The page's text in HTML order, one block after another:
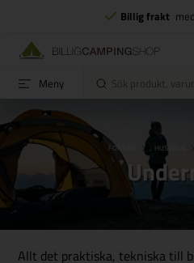
Billig frakt
Meny
FORSIDE HUSVAGN
Allt det praktiska, tekniska till